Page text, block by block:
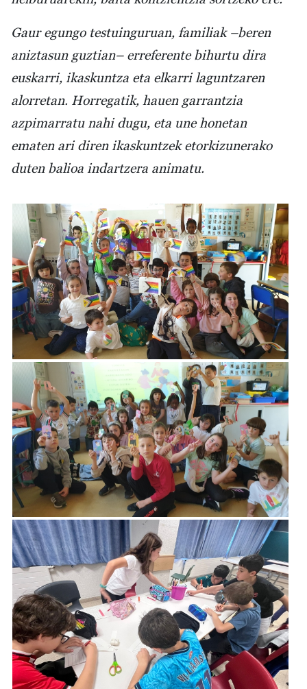
Gaur egungo testuinguruan, familiak –beren
aniztasun guztian– erreferente bihurtu dira
euskarri, ikaskuntza eta elkarri laguntzaren
alorretan. Horregatik, hauen garrantzia
azpimarratu nahi dugu, eta une honetan
ematen ari diren ikaskuntzek etorkizunerako
duten balioa indartzera animatu.